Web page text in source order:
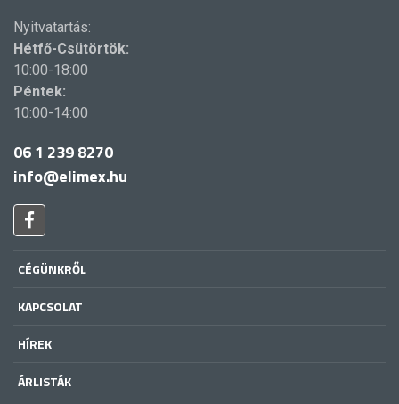
Nyitvatartás:
Hétfő-Csütörtök:
10:00-18:00
Péntek:
10:00-14:00
06 1 239 8270
info@elimex.hu
CÉGÜNKRŐL
KAPCSOLAT
HÍREK
ÁRLISTÁK